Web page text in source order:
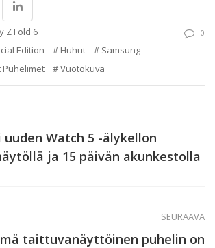
Z Fold 6
Edition
Huhut
Samsung
Vuotokuva
0
Watch 5 -älykellon
ja 15 päivän akunkestolla
SEURAAVA
taittuvanäyttöinen puhelin on